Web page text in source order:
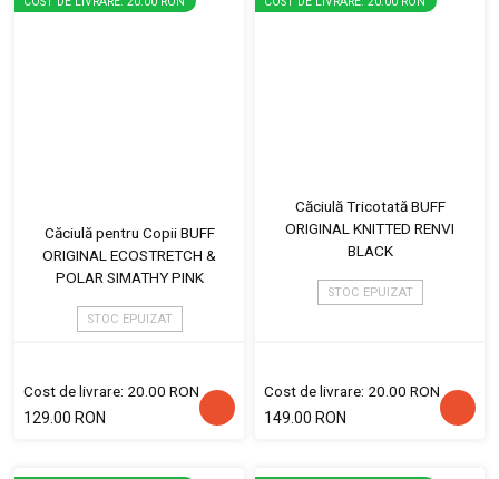
Căciulă pentru Copii BUFF
ORIGINAL ECOSTRETCH &
POLAR SIMATHY PINK
STOC EPUIZAT
Cost de livrare: 20.00 RON
129.00 RON
Căciulă Tricotată BUFF
ORIGINAL KNITTED RENVI
BLACK
STOC EPUIZAT
Cost de livrare: 20.00 RON
149.00 RON